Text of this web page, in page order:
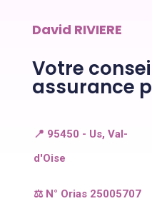
David RIVIERE
Votre
assurance
📍 95450 - Us, Val-
d'Oise
⚖️ N° Orias 25005707